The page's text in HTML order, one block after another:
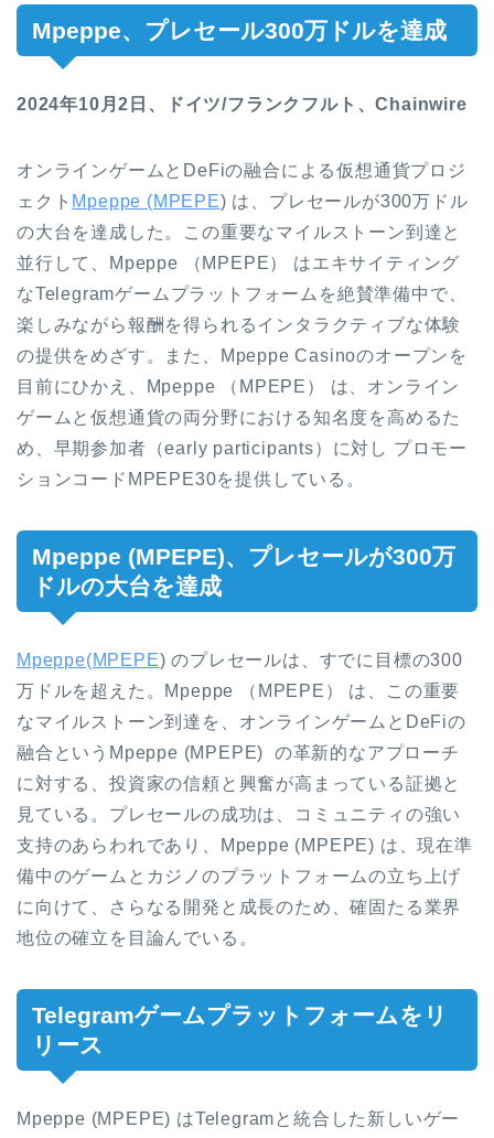
Mpeppe、プレセール300万ドルを達成
2024年10月2日、ドイツ/フランクフルト、Chainwire
オンラインゲームとDeFiの融合による仮想通貨プロジ
ェクト Mpeppe (MPEPE) は、プレセールが300万ドル
の大台を達成した。この重要なマイルストーン到達と
並行して、Mpeppe （MPEPE） はエキサイティング
なTelegramゲームプラットフォームを絶賛準備中で、
楽しみながら報酬を得られるインタラクティブな体験
の提供をめざす。また、Mpeppe Casinoのオープンを
目前にひかえ、Mpeppe （MPEPE） は、オンライン
ゲームと仮想通貨の両分野における知名度を高めるた
め、早期参加者（early participants）に対し プロモー
ションコードMPEPE30を提供している。
Mpeppe (MPEPE)、プレセールが300万
ドルの大台を達成
Mpeppe(MPEPE) のプレセールは、すでに目標の300
万ドルを超えた。Mpeppe （MPEPE） は、この重要
なマイルストーン到達を、オンラインゲームとDeFiの
融合というMpeppe (MPEPE) の革新的なアプローチ
に対する、投資家の信頼と興奮が高まっている証拠と
見ている。プレセールの成功は、コミュニティの強い
支持のあらわれであり、Mpeppe (MPEPE) は、現在準
備中のゲームとカジノのプラットフォームの立ち上げ
に向けて、さらなる開発と成長のため、確固たる業界
地位の確立を目論んでいる。
Telegramゲームプラットフォームをリ
リース
Mpeppe (MPEPE) はTelegramと統合した新しいゲー